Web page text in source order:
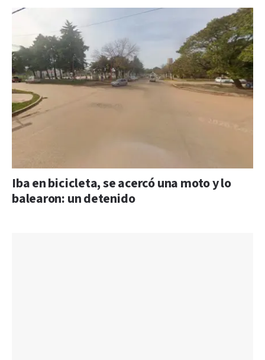
Iba en bicicleta, se acercó una moto y lo
balearon: un detenido